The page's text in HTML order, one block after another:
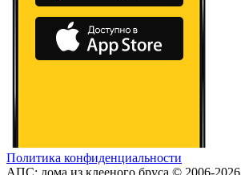
Политика конфиденциальности